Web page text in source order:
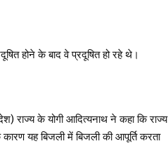
होने के बाद वे प्रदूषित हो रहे थे।
राज्य के योगी आदित्यनाथ ने कहा कि राज्य
यह बिजली में बिजली की आपूर्ति करता